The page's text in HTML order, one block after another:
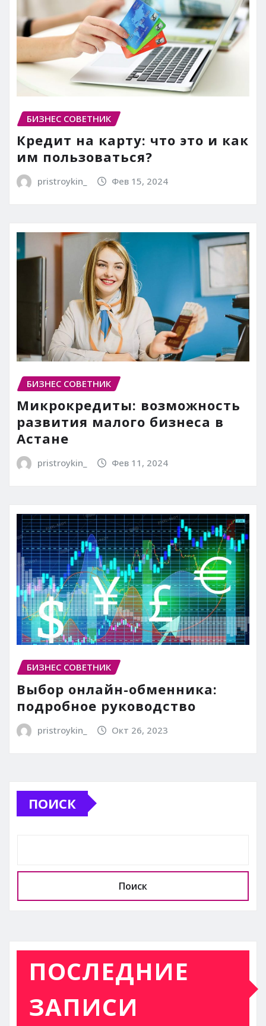
БИЗНЕС СОВЕТНИК
Кредит на карту: что это и как
им пользоваться?
pristroykin_ Фев 15, 2024
БИЗНЕС СОВЕТНИК
Микрокредиты: возможность
развития малого бизнеса в
Астане
pristroykin_ Фев 11, 2024
БИЗНЕС СОВЕТНИК
Выбор онлайн-обменника:
подробное руководство
pristroykin_ Окт 26, 2023
ПОИСК
Поиск
ПОСЛЕДНИЕ
ЗАПИСИ